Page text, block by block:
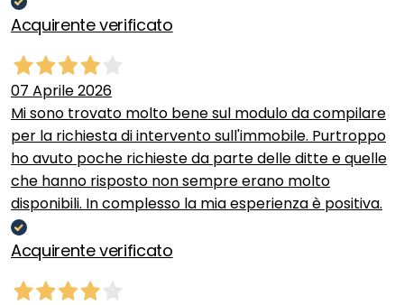
Acquirente verificato
07 Aprile 2026
Mi sono trovato molto bene sul modulo da compilare
per la richiesta di intervento sull'immobile. Purtroppo
ho avuto poche richieste da parte delle ditte e quelle
che hanno risposto non sempre erano molto
disponibili. In complesso la mia esperienza è positiva.
Acquirente verificato